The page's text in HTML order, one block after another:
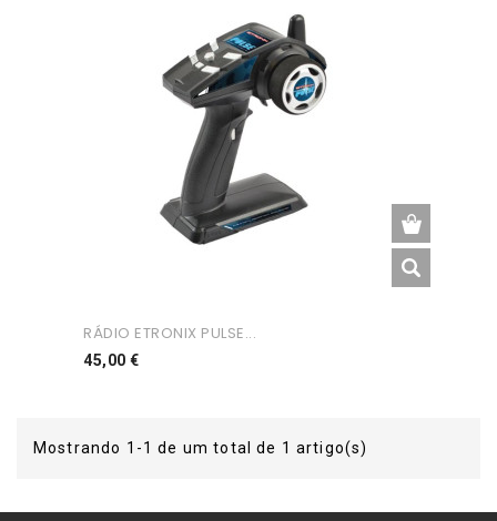
RÁDIO ETRONIX PULSE...
45,00 €Preço
Mostrando 1-1 de um total de 1 artigo(s)